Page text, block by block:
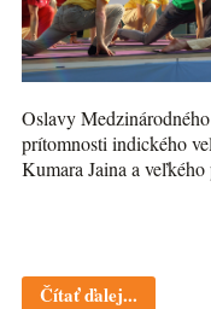
Oslavy
prítomnosti indického
Kumara Jaina a
Čítať ďalej...